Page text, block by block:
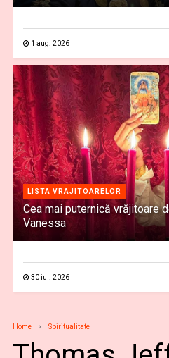
1 aug. 2026
LISTA VRAJITOARELOR
Cea mai puternică vrăjitoare
Vanessa
30 iul. 2026
Home Spiritualitate